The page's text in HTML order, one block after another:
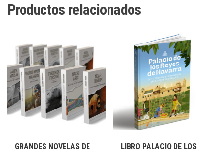
Productos relacionados
GRANDES NOVELAS DE
LIBRO PALACIO DE LOS